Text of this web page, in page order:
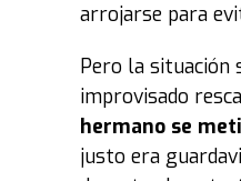
arrojarse para
Pero la situación
improvisado
hermano se
justo era